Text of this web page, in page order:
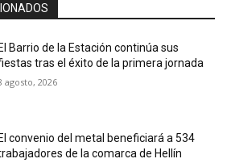
El Barrio de la Estación continúa sus
tras el éxito de la primera jornada
agosto, 2026
El convenio del metal beneficiará a 534
de la comarca de Hellín